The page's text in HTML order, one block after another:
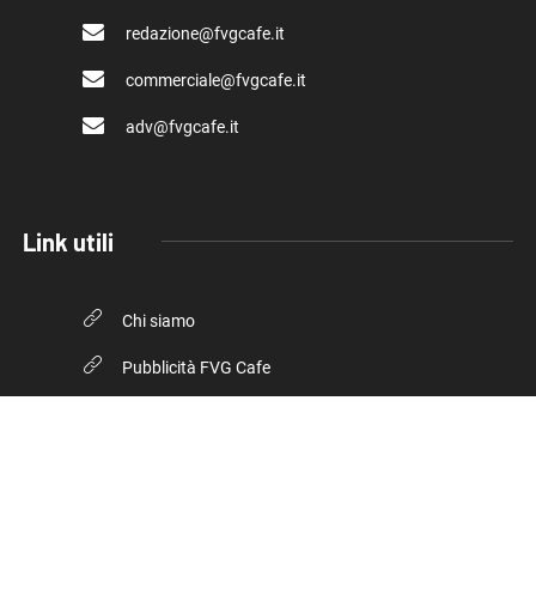
redazione@fvgcafe.it
commerciale@fvgcafe.it
adv@fvgcafe.it
Link utili
Chi siamo
Pubblicità FVG Cafe